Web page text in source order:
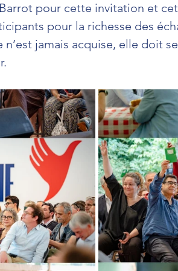
pour cette invitation et
pour la richesse des
jamais acquise, elle doit